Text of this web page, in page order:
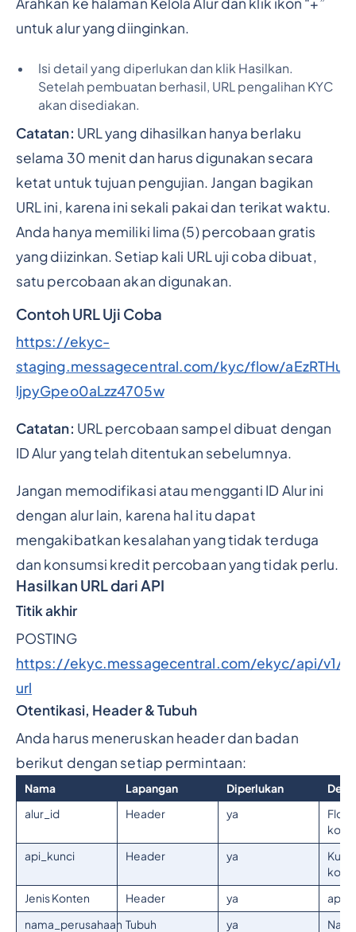
untuk alur yang diinginkan.
Isi detail yang diperlukan dan klik Hasilkan.
Setelah pembuatan berhasil, URL pengalihan KYC
akan disediakan.
Catatan: URL yang dihasilkan hanya berlaku
selama 30 menit dan harus digunakan secara
ketat untuk tujuan pengujian. Jangan bagikan
URL ini, karena ini sekali pakai dan terikat waktu.
Anda hanya memiliki lima (5) percobaan gratis
yang diizinkan. Setiap kali URL uji coba dibuat,
satu percobaan akan digunakan.
Contoh URL Uji Coba
https://ekyc-
staging.messagecentral.com/kyc/flow/
ljpyGpeo0aLzz4705w
Catatan: URL percobaan sampel dibuat dengan
ID Alur yang telah ditentukan sebelumnya.
Jangan memodifikasi atau mengganti ID Alur ini
dengan alur lain, karena hal itu dapat
mengakibatkan kesalahan yang tidak terduga
dan konsumsi kredit percobaan yang tidak perlu.
Hasilkan URL dari API
Titik akhir
POSTING
https://ekyc.messagecentral.com/ekyc/api/v1/
url
Otentikasi, Header & Tubuh
Anda harus meneruskan header dan badan
berikut dengan setiap permintaan:
Nama Lapangan Diperlukan
alur_id
Header ya
Flow
api_kunci
Header ya
Jenis Konten
Header ya
nama_perusahaan Tubuh ya